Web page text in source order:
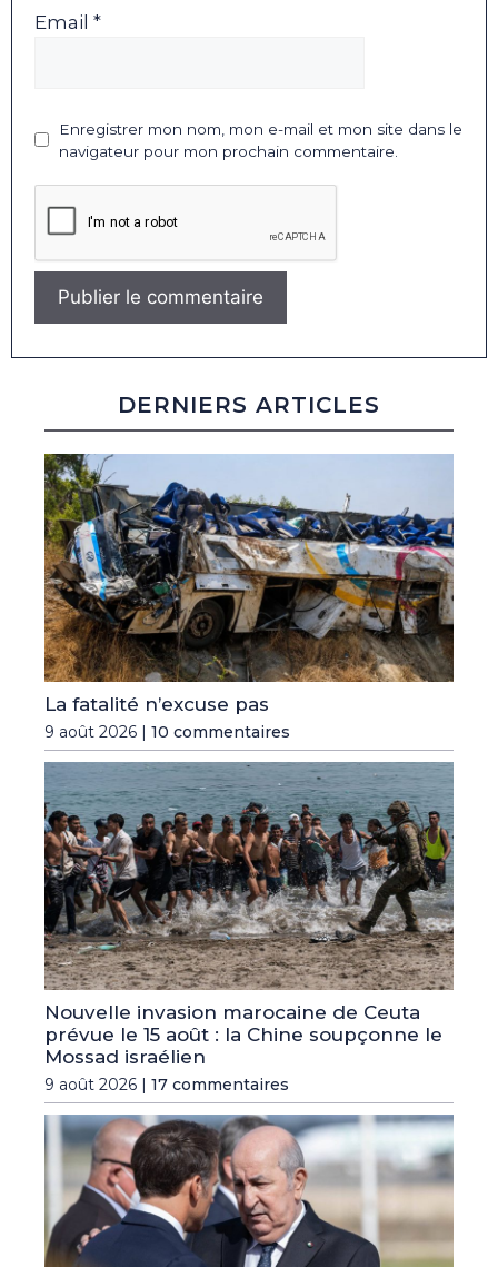
Email *
Enregistrer mon nom, mon e-mail et mon site dans le
navigateur pour mon prochain commentaire.
DERNIERS ARTICLES
La fatalité n’excuse pas
9 août 2026 | 10 commentaires
Nouvelle invasion marocaine de Ceuta
prévue le 15 août : la Chine soupçonne le
Mossad israélien
9 août 2026 | 17 commentaires